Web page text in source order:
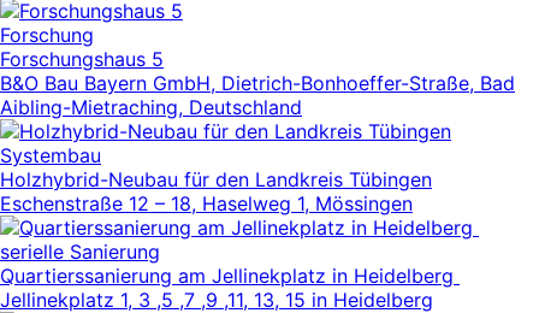
Forschung
Forschungshaus 5
B&O Bau Bayern GmbH, Dietrich-Bonhoeffer-Straße, Bad
Aibling-Mietraching, Deutschland
Systembau
Holzhybrid-Neubau für den Landkreis Tübingen
Eschenstraße 12 – 18, Haselweg 1, Mössingen
serielle Sanierung
Quartierssanierung am Jellinekplatz in Heidelberg
Jellinekplatz 1, 3 ,5 ,7 ,9 ,11, 13, 15 in Heidelberg